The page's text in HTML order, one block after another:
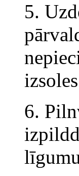
5.
6.